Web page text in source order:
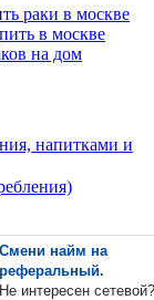
раки в москве
в москве
на дом
напитками и
Смени найм на
реферальный.
Не интересен сетевой?